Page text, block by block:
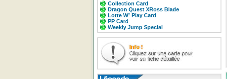
Collection Card
Dragon Quest XRoss Blade
Lotte W² Play Card
PP Card
Weekly Jump Special